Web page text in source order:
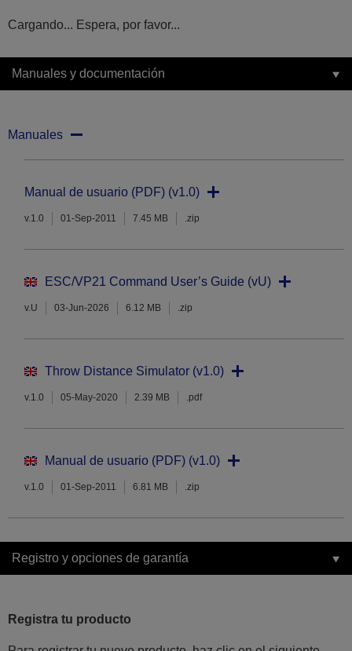
Cargando... Espera, por favor...
Manuales y documentación
Manuales
Manual de usuario (PDF) (v1.0)
v.1.0 01-Sep-2011 7.45 MB .zip
ESC/VP21 Command User’s Guide (vU)
v.U 03-Jun-2026 6.12 MB .zip
Throw Distance Simulator (v1.0)
v.1.0 05-May-2020 2.39 MB .pdf
Manual de usuario (PDF) (v1.0)
v.1.0 01-Sep-2011 6.81 MB .zip
Registro y opciones de garantía
Registra tu producto